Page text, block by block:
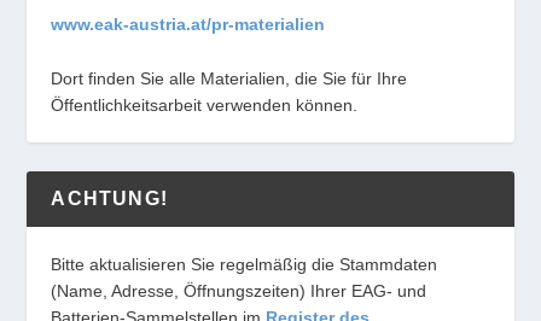
www.eak-austria.at/pr-materialien
Dort finden Sie alle Materialien, die Sie für Ihre
Öffentlichkeitsarbeit verwenden können.
ACHTUNG!
Bitte aktualisieren Sie regelmäßig die Stammdaten
(Name, Adresse, Öffnungszeiten) Ihrer EAG- und
Batterien-Sammelstellen im Register des